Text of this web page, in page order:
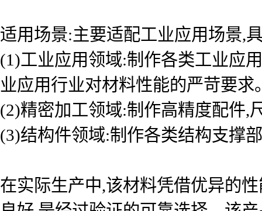
适用场景:主要适配工业应用场景,
(1)工业应用领域:制作各类工业应
业应用行业对材料性能的严苛要
(2)精密加工领域:制作高精度配件,
(3)结构件领域:制作各类结构支撑
在实际生产中,该材料凭借优异的